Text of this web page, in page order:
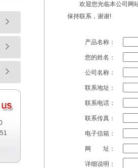
欢迎您光临本公司网站
保持联系，谢谢!
产品名称：
您的姓名：
公司名称：
联系地址：
联系电话：
联系传真：
电子信箱：
网 址：
详细说明：